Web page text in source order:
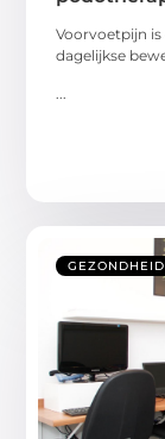
Voorvoetpijn
dagelijkse
...
GEZONDHEID